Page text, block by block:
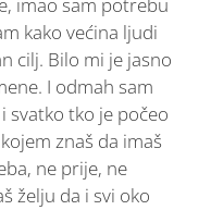
kako većina ljudi
cilj. Bilo mi je jasno
I odmah sam
svatko tko je počeo
znaš da imaš
ne prije, ne
želju da i svi oko